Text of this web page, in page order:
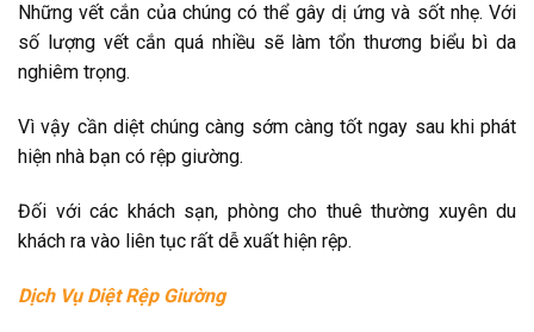
Những vết cắn của chúng có thể gây dị ứng và sốt nhẹ. Với
số lượng vết cắn quá nhiều sẽ làm tổn thương biểu bì da
nghiêm trọng.
Vì vậy cần diệt chúng càng sớm càng tốt ngay sau khi phát
hiện nhà bạn có rệp giường.
Đối với các khách sạn, phòng cho thuê thường xuyên du
khách ra vào liên tục rất dễ xuất hiện rệp.
Dịch Vụ Diệt Rệp Giường